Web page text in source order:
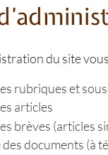
du site
rubriques et
articles
brèves (articles
documents (à